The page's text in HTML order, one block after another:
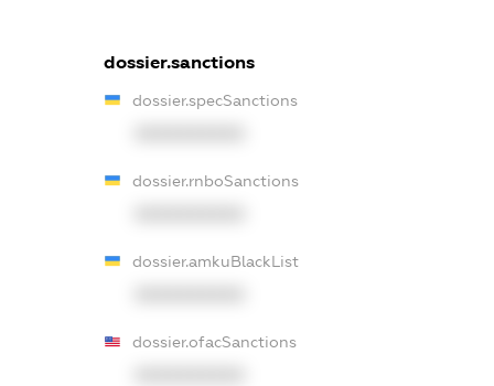
dossier.sanctions
dossier.specSanctions
dossier.rnboSanctions
dossier.amkuBlackList
dossier.ofacSanctions